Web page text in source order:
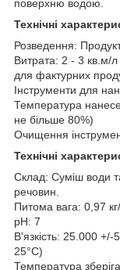
поверхню водою.
Технічні
Розведення:
Витрата: 2 - 3 кв.м/
для фактурних
Інструменти для
Температура
не більше 80%)
Очищення
Технічні
Склад: Суміш води
речовин.
Питома вага: 0,97
pH: 7
В'язкість: 25.000
25°С)
Температура